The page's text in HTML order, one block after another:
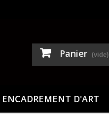
Panier (vide)
ENCADREMENT D'ART